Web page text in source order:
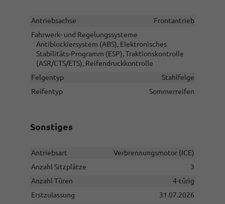
Antriebsachse
Frontantrieb
Fahrwerk- und Regelungssysteme
Antiblockiersystem (ABS), Elektronisches
Stabilitäts-Programm (ESP), Traktionskontrolle
(ASR/CTS/ETS), Reifendruckkontrolle
Felgentyp
Stahlfelge
Reifentyp
Sommerreifen
Sonstiges
Antriebsart
Verbrennungsmotor (ICE)
Anzahl Sitzplätze
3
Anzahl Türen
4-türig
Erstzulassung
31.07.2026